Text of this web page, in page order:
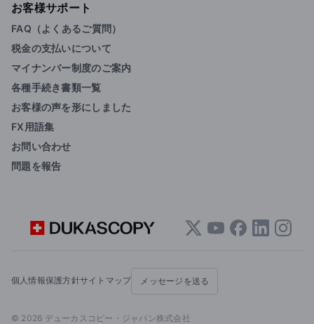
お客様サポート
FAQ（よくあるご質問）
税金の支払いについて
マイナンバー制度のご案内
各種手続き書類一覧
お客様の声を形にしました
FX用語集
お問い合わせ
問題を報告
個人情報保護方針サイトマップ メッセージを送る
© 2026 デューカスコピー・ジャパン株式会社